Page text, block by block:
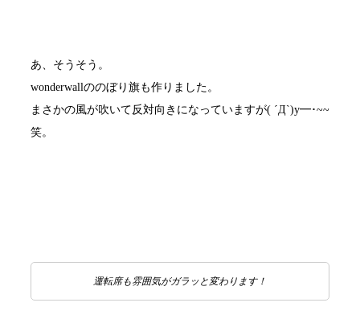
あ、そうそう。
wonderwallののぼり旗も作りました。
まさかの風が吹いて反対向きになっていますが( ´Д`)y━･~~
笑。
運転席も雰囲気がガラッと変わります！